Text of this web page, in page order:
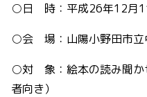
○日 時：平成26年12月
○会 場：山陽小野田市
○対 象：絵本の読み聞か
者向き）